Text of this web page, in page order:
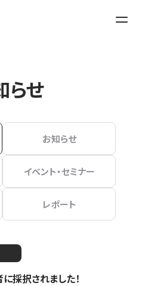
らせ
お知らせ
イベント・セミナー
レポート
採択されました！